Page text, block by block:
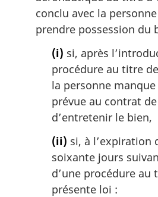
conclu avec la
prendre possession du
(i) si, après
procédure au titre
la personne
prévue au contrat
d’entretenir le bien,
(ii) si, à l’expiration
soixante jours
d’une procédure au
présente loi :